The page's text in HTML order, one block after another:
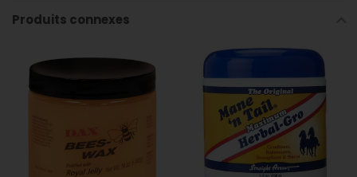
Produits connexes